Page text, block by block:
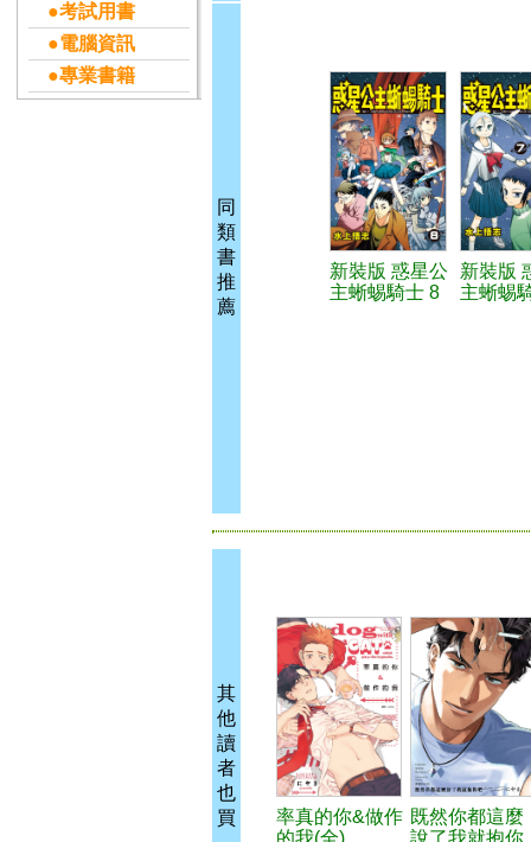
●考試用書
●電腦資訊
●專業書籍
同
類
書
推
薦
新裝版 惑星公
主蜥蜴騎士 8
新裝版
主蜥蜴
其
他
讀
者
也
買
率真的你&做作
的我(全)
既然你都這麼
說了我就抱你